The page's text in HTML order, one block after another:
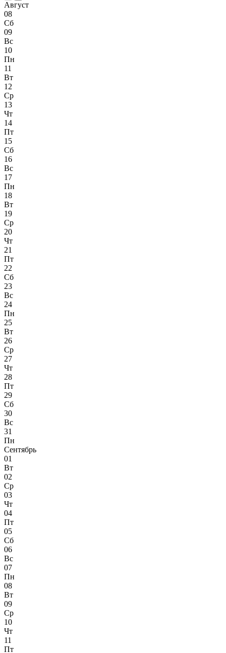
Август
08
Сб
09
Вс
10
Пн
11
Вт
12
Ср
13
Чт
14
Пт
15
Сб
16
Вс
17
Пн
18
Вт
19
Ср
20
Чт
21
Пт
22
Сб
23
Вс
24
Пн
25
Вт
26
Ср
27
Чт
28
Пт
29
Сб
30
Вс
31
Пн
Сентябрь
01
Вт
02
Ср
03
Чт
04
Пт
05
Сб
06
Вс
07
Пн
08
Вт
09
Ср
10
Чт
11
Пт